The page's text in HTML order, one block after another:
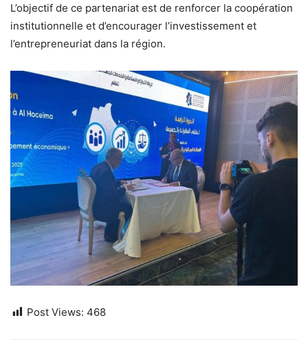
L’objectif de ce partenariat est de renforcer la coopération
institutionnelle et d’encourager l’investissement et
l’entrepreneuriat dans la région.
Post Views: 468